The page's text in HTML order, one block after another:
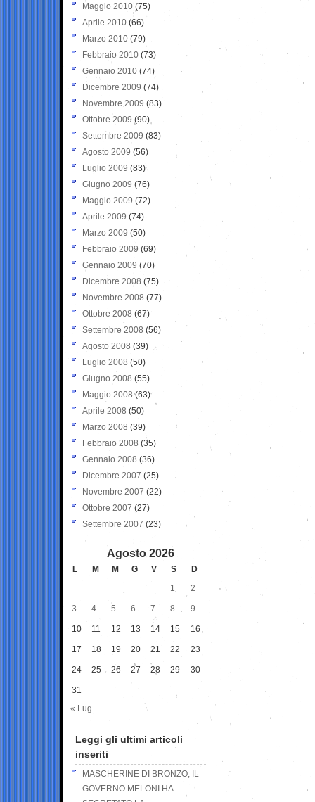
Maggio 2010 (75)
Aprile 2010 (66)
Marzo 2010 (79)
Febbraio 2010 (73)
Gennaio 2010 (74)
Dicembre 2009 (74)
Novembre 2009 (83)
Ottobre 2009 (90)
Settembre 2009 (83)
Agosto 2009 (56)
Luglio 2009 (83)
Giugno 2009 (76)
Maggio 2009 (72)
Aprile 2009 (74)
Marzo 2009 (50)
Febbraio 2009 (69)
Gennaio 2009 (70)
Dicembre 2008 (75)
Novembre 2008 (77)
Ottobre 2008 (67)
Settembre 2008 (56)
Agosto 2008 (39)
Luglio 2008 (50)
Giugno 2008 (55)
Maggio 2008(63)
Aprile 2008 (50)
Marzo 2008 (39)
Febbraio 2008 (35)
Gennaio 2008 (36)
Dicembre 2007 (25)
Novembre 2007 (22)
Ottobre 2007 (27)
Settembre 2007 (23)
Agosto 2026
L M M G V S
D
1
2
3 4 5 6 7 8 9
10 11 12 13 14 15 16
17 18 19 20 21 22 23
24 25 26 27 28 29 30
31
« Lug
Leggi gli ultimi articoli
inseriti
MASCHERINE DI BRONZO, IL
GOVERNO MELONI HA